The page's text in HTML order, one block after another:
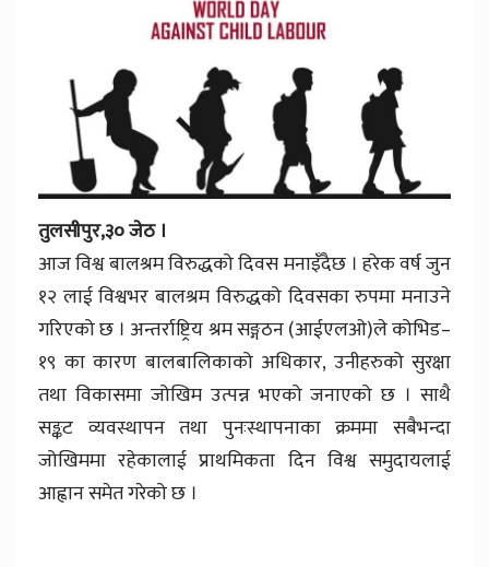
तुलसीपुर,३० जेठ ।
आज विश्व बालश्रम विरुद्धको दिवस मनाइँदैछ । हरेक वर्ष जुन
१२ लाई विश्वभर बालश्रम विरुद्धको दिवसका रुपमा मनाउने
गरिएको छ । अन्तर्राष्ट्रिय श्रम सङ्गठन (आईएलओ)ले कोभिड–
१९ का कारण बालबालिकाको अधिकार, उनीहरुको सुरक्षा
तथा विकासमा जोखिम उत्पन्न भएको जनाएको छ । साथै
सङ्कट व्यवस्थापन तथा पुनःस्थापनाका क्रममा सबैभन्दा
जोखिममा रहेकालाई प्राथमिकता दिन विश्व समुदायलाई
आह्वान समेत गरेको छ ।